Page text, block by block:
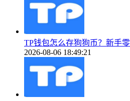
TP钱包怎么存狗狗币？新手
2026-08-06 18:49:21